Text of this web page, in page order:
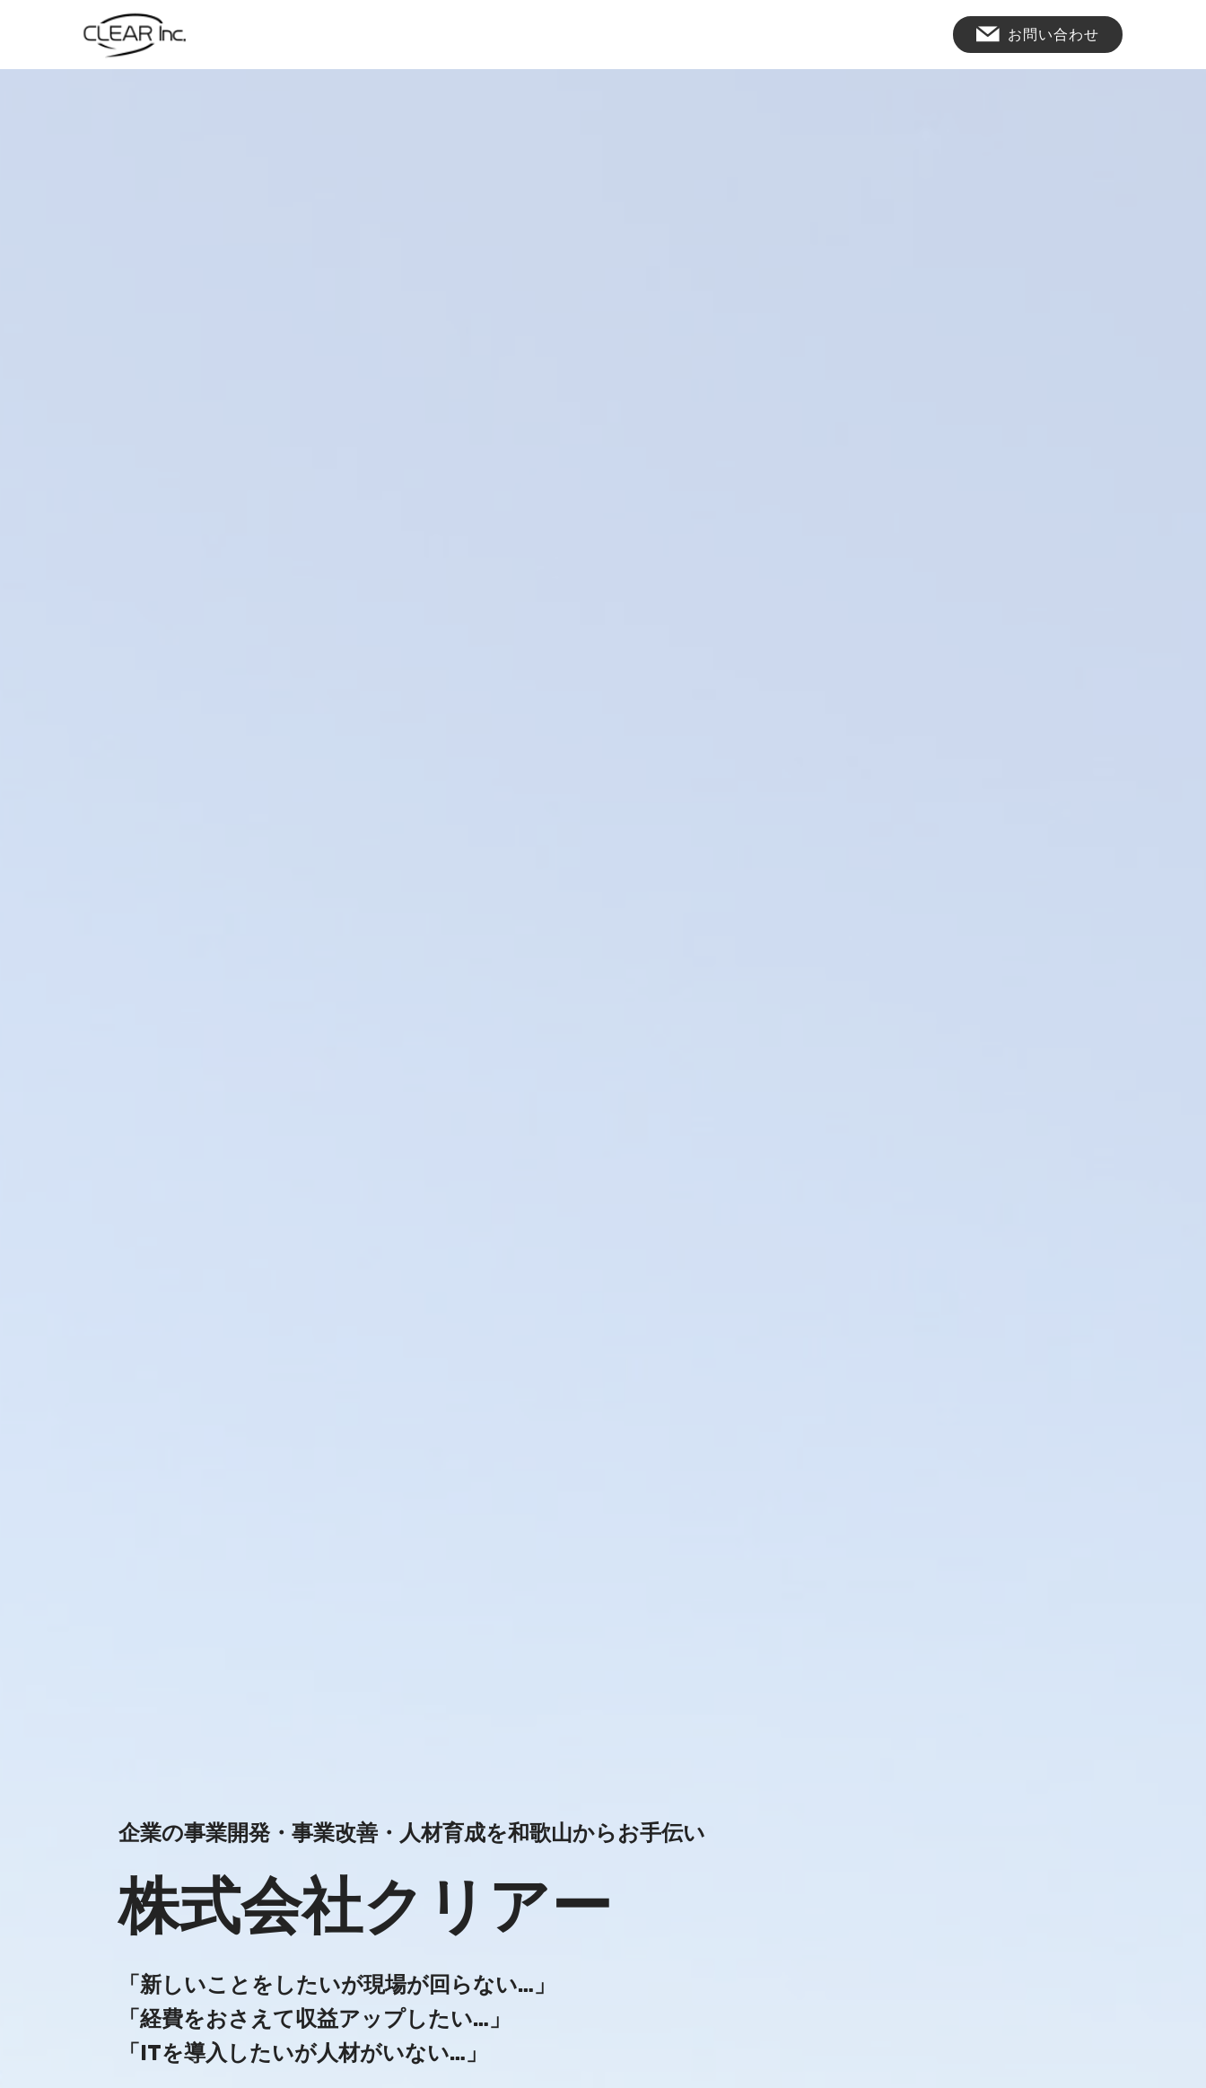
お問い合わせ
企業の事業開発・事業改善・人材育成を和歌山からお手伝い
株式会社クリアー
「新しいことをしたいが現場が回らない…」
「経費をおさえて収益アップしたい…」
「ITを導入したいが人材がいない…」